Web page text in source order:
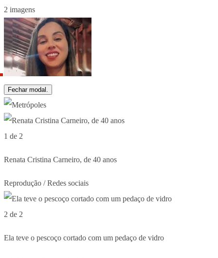
2 imagens
Fechar modal.
1 de 2
Renata Cristina Carneiro, de 40 anos
Reprodução / Redes sociais
2 de 2
Ela teve o pescoço cortado com um pedaço de vidro